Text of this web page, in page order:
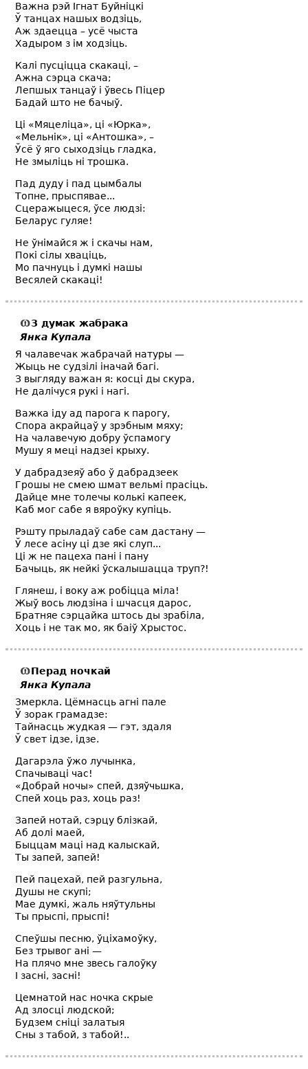
Важна рэй Ігнат Буйніцкі
Ў танцах нашых водзіць,
Аж здаецца – усё чыста
Хадыром з ім ходзіць.
Калі пусціцца скакаці, –
Ажна сэрца скача;
Лепшых танцаў і ўвесь Піцер
Бадай што не бачыў.
Ці «Мяцеліца», ці «Юрка»,
«Мельнік», ці «Антошка», –
Ўсё ў яго сыходзіць гладка,
Не змыліць ні трошка.
Пад дуду і пад цымбалы
Топне, прыспявае...
Сцеражыцеся, ўсе людзі:
Беларус гуляе!
Не ўнімайся ж і скачы нам,
Покі сілы хваціць,
Мо пачнуць і думкі нашы
Весялей скакаці!
З думак жабрака
Янка Купала
Я чалавечак жабрачай натуры —
Жыць не судзілі іначай багі.
З выгляду важан я: косці ды скура,
Не далічуся рукі і нагі.
Важка іду ад парога к парогу,
Спора акрайцаў у зрэбным мяху;
На чалавечую добру ўспамогу
Мушу я меці надзеі крыху.
У дабрадзеяў або ў дабрадзеек
Грошы не смею шмат вельмі прасіць.
Дайце мне толечы колькі капеек,
Каб мог сабе я вяроўку купіць.
Рэшту прыладаў сабе сам дастану —
Ў лесе асіну ці дзе які слуп...
Ці ж не пацеха пані і пану
Бачыць, як нейкі ўскалышацца труп?!
Глянеш, і воку аж робіцца міла!
Жыў вось людзіна і шчасця дарос,
Братняе сэрцайка штось ды зрабіла,
Хоць і не так мо, як баіў Хрыстос.
Перад ночкай
Янка Купала
Змеркла. Цёмнасць агні пале
Ў зорак грамадзе:
Тайнасць жудкая — гэт, здаля
Ў свет ідзе, ідзе.
Дагарэла ўжо лучынка,
Спачываці час!
«Добрай ночы» спей, дзяўчьшка,
Спей хоць раз, хоць раз!
Запей нотай, сэрцу блізкай,
Аб долі маей,
Быццам маці над калыскай,
Ты запей, запей!
Пей пацехай, пей разгульна,
Душы не скупі;
Мае думкі, жаль няўтульны
Ты прыспі, прыспі!
Спеўшы песню, ўціхамоўку,
Без трывог ані —
На плячо мне звесь галоўку
I засні, засні!
Цемнатой нас ночка скрые
Ад злосці людской;
Будзем сніці залатыя
Сны з табой, з табой!..